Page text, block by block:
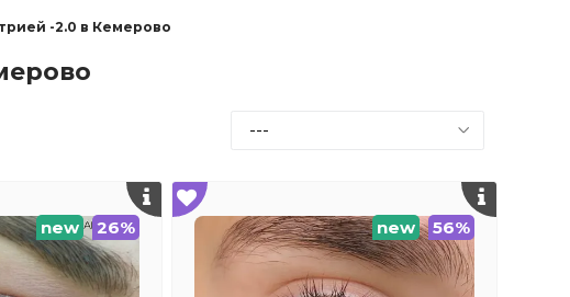
-2.0 в Кемерово
new 26% new 56%